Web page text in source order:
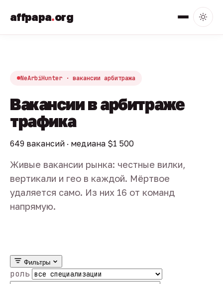
affpapa.org
NeArbiHunter · вакансии арбитража
Вакансии в арбитраже
трафика
649 вакансий · медиана $1 500
Живые вакансии рынка: честные вилки,
вертикали и гео в каждой. Мёртвое
удаляется само. Из них 16 от команд
напрямую.
Фильтры
роль